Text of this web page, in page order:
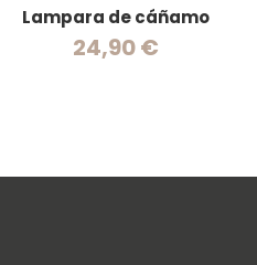
Lampara de cáñamo
24,90 €